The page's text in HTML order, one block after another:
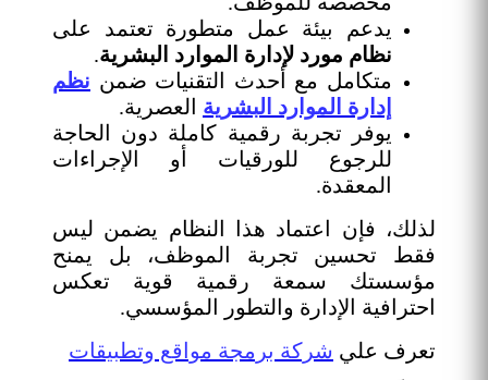
يدعم بيئة عمل متطورة تعتمد على
نظام مورد لإدارة الموارد البشرية.
متكامل مع أحدث التقنيات ضمن نظم
إدارة الموارد البشرية العصرية.
يوفر تجربة رقمية كاملة دون الحاجة
للرجوع للورقيات أو الإجراءات
المعقدة.
لذلك، فإن اعتماد هذا النظام يضمن ليس
فقط تحسين تجربة الموظف، بل يمنح
مؤسستك سمعة رقمية قوية تعكس
احترافية الإدارة والتطور المؤسسي.
تعرف علي شركة برمجة مواقع وتطبيقات